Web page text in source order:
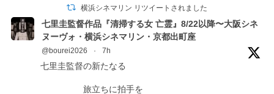
横浜シネマリン リツイートされました
七里圭監督作品『清掃する女 亡霊』8/22以降〜大阪シネ
ヌーヴォ・横浜シネマリン・京都出町座
@bourei2026 · 7h
七里圭監督の新たなる
旅立ちに拍手を